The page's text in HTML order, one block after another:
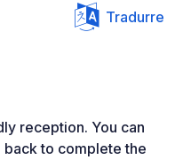
Tradurre
reception. You can
to complete the